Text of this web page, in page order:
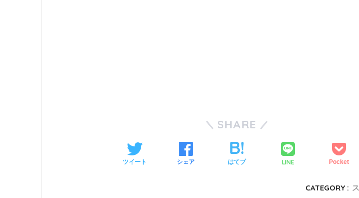
SHARE
ツイート シェア はてブ LINE Pocket
CATEGORY :